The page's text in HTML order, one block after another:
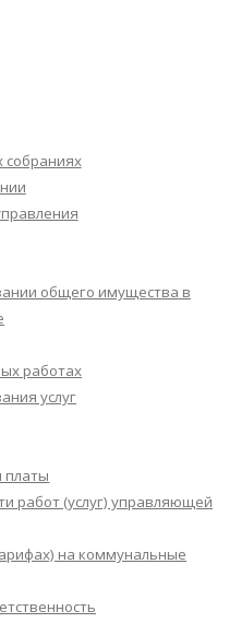
общего имущества в
работах
услуг
платы
работ (услуг) управляющей
на коммунальные